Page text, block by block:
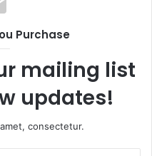
Purchase
mailing list
updates!
consectetur.